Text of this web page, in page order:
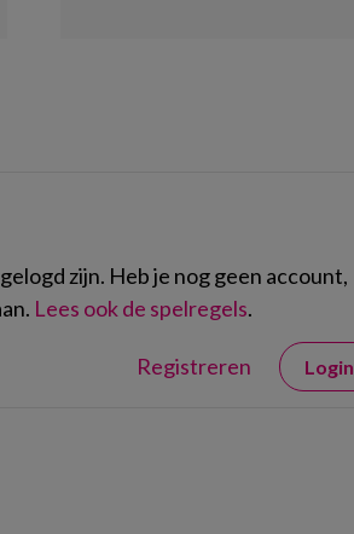
zijn. Heb je nog geen account,
Lees ook de spelregels.
Registreren Login